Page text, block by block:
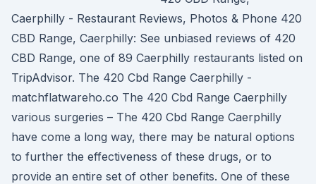
Caerphilly - Restaurant Reviews, Photos & Phone 420
CBD Range, Caerphilly: See unbiased reviews of 420
CBD Range, one of 89 Caerphilly restaurants listed on
TripAdvisor. The 420 Cbd Range Caerphilly -
matchflatwareho.co The 420 Cbd Range Caerphilly
various surgeries – The 420 Cbd Range Caerphilly
have come a long way, there may be natural options
to further the effectiveness of these drugs, or to
provide an entire set of other benefits. One of these